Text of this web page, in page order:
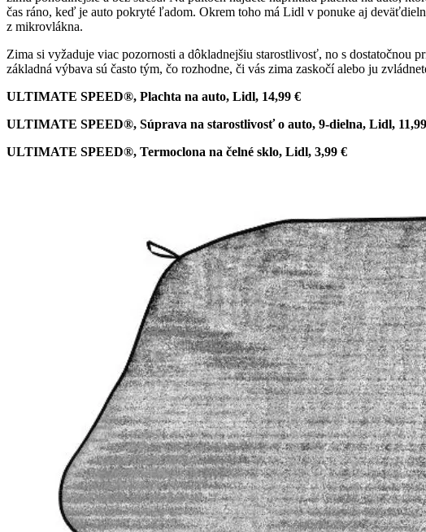
čas ráno, keď je auto pokryté ľadom. Okrem toho má Lidl v ponuke aj
z mikrovlákna.
Zima si vyžaduje viac pozornosti a dôkladnejšiu starostlivosť, no s dostatočnou
základná výbava sú často tým, čo rozhodne, či vás zima zaskočí alebo ju
ULTIMATE SPEED®, Plachta na auto, Lidl, 14,99 €
ULTIMATE SPEED®, Súprava na starostlivosť o auto, 9-dielna, Lidl,
ULTIMATE SPEED®, Termoclona na čelné sklo, Lidl, 3,99 €